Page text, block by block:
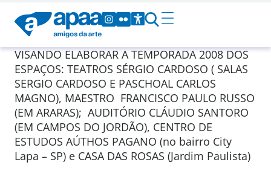
VISANDO ELABORAR A TEMPORADA 2008 DOS
ESPAÇOS: TEATROS SÉRGIO CARDOSO ( SALAS
SERGIO CARDOSO E PASCHOAL CARLOS
MAGNO), MAESTRO FRANCISCO PAULO RUSSO
(EM ARARAS); AUDITÓRIO CLÁUDIO SANTORO
(EM CAMPOS DO JORDÃO), CENTRO DE
ESTUDOS AÚTHOS PAGANO (no bairro City
Lapa – SP) e CASA DAS ROSAS (Jardim Paulista)